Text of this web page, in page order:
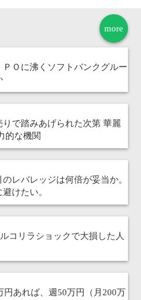
more
ＰＯに沸くソフトバンクグルー
りで踏みあげられた次第 華麗
的な機関
レバレッジは何倍が妥当か。
けたい。
コリラショックで大損した人
円あれば、週50万円（月200万